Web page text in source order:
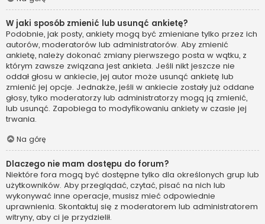
W jaki sposób zmienić lub usunąć ankietę?
Podobnie, jak posty, ankiety mogą być zmieniane tylko przez ich
autorów, moderatorów lub administratorów. Aby zmienić
ankietę, należy dokonać zmiany pierwszego posta w wątku, z
którym zawsze związana jest ankieta. Jeśli nikt jeszcze nie
oddał głosu w ankiecie, jej autor może usunąć ankietę lub
zmienić jej opcje. Jednakże, jeśli w ankiecie zostały już oddane
głosy, tylko moderatorzy lub administratorzy mogą ją zmienić,
lub usunąć. Zapobiega to modyfikowaniu ankiety w czasie jej
trwania.
Na górę
Dlaczego nie mam dostępu do forum?
Niektóre fora mogą być dostępne tylko dla określonych grup lub
użytkowników. Aby przeglądać, czytać, pisać na nich lub
wykonywać inne operacje, musisz mieć odpowiednie
uprawnienia. Skontaktuj się z moderatorem lub administratorem
witryny, aby ci je przydzielił.